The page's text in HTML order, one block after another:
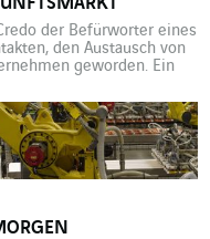
der Befürworter eines
den Austausch von
geworden. Ein
„As a Service“ kommt
as a […]